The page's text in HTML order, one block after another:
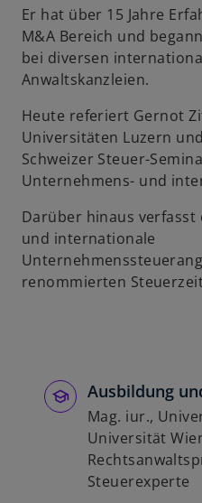
e
n
R
e
s
r
k
a
r
ö
f
n
e
Er hat über 15 Jahre
M&A Bereich und
bei diversen
Anwaltskanzleien.
Heute referiert Gernot
Universitäten Luzern
Schweizer Steuer-
Unternehmens- und
Darüber hinaus
und internationale
renommierten
Ausbildung
Mag. iur.,
Universität
Steuerexperte